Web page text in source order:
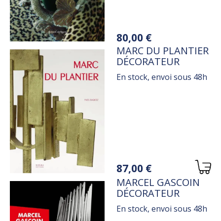
Variations
80,00 €
TITRE
MARC DU PLANTIER
DÉCORATEUR
En stock, envoi sous 48h
Variations
87,00 €
TITRE
MARCEL GASCOIN
DÉCORATEUR
En stock, envoi sous 48h